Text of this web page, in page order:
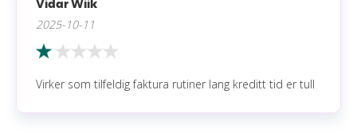
Vidar Wiik
2025-10-11
Virker som tilfeldig faktura rutiner lang kreditt tid er tull